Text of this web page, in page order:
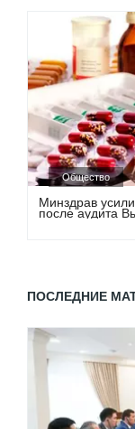
Общество
Минздрав
после аудита
ПОСЛЕДНИЕ